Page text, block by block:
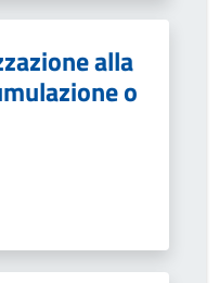
alla
o